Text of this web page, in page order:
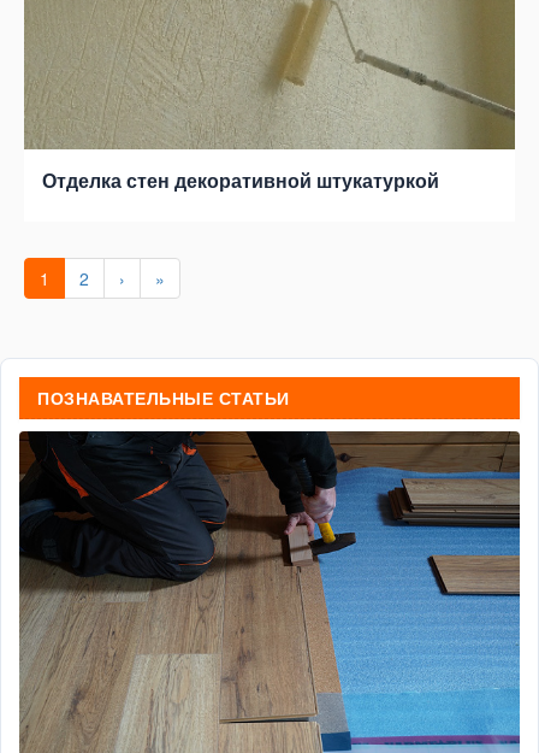
Отделка стен декоративной штукатуркой
1 2 › »
ПОЗНАВАТЕЛЬНЫЕ СТАТЬИ